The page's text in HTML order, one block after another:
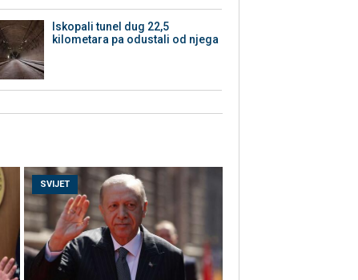
Iskopali tunel dug 22,5
kilometara pa odustali od njega
SVIJET